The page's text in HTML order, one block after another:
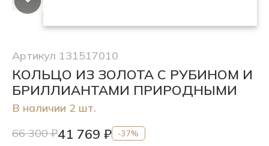
Артикул 131517010
КОЛЬЦО ИЗ ЗОЛОТА С РУБИНОМ И
БРИЛЛИАНТАМИ ПРИРОДНЫМИ
В наличии 2 шт.
66 300 ₽41 769 ₽ -37%